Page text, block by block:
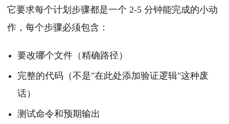
它要求每个计划步骤都是一个 2-5 分钟能完成的小动
作，每个步骤必须包含：
要改哪个文件（精确路径）
完整的代码（不是"在此处添加验证逻辑"这种废
话）
测试命令和预期输出